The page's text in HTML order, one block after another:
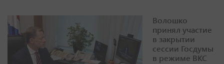
Волошко
принял участие
в закрытии
сессии Госдумы
в режиме ВКС